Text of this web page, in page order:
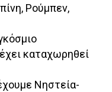
Ρούμπεν,
καταχωρηθεί
Νηστεία-